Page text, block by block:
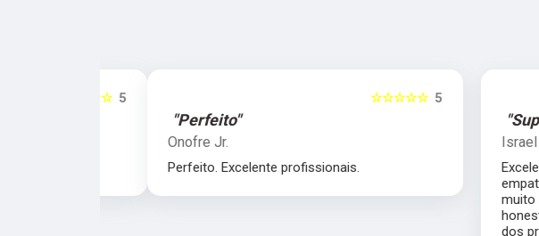
5
☆☆☆☆☆
"Perfeito"
Onofre Jr.
Perfeito. Excelente profissionais.
"Super
Israel
Excelente
empatia
muito
honesto e
dos
‹